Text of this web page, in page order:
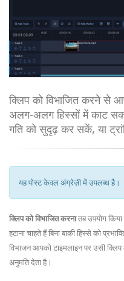
क्लिप को विभाजित करने से
अलग-अलग हिस्सों में काट
गति को सुदृढ़ कर सकें, या
यह पोस्ट केवल अंग्रेज़ी में उपलब्ध है।
क्लिप को विभाजित करनातब उपयोग
हटाना चाहते हैं बिना बाकी हिस्से को
विभाजन आपको टाइमलाइन पर उसी
अनुमति देता है।